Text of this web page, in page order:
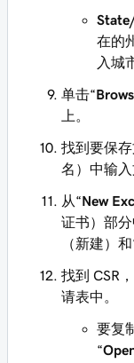
在的
入城
单击“
上。
找到要保
名）中输
从“New
证书）部
（新建）和
找到 CSR
请表中。
要复
“